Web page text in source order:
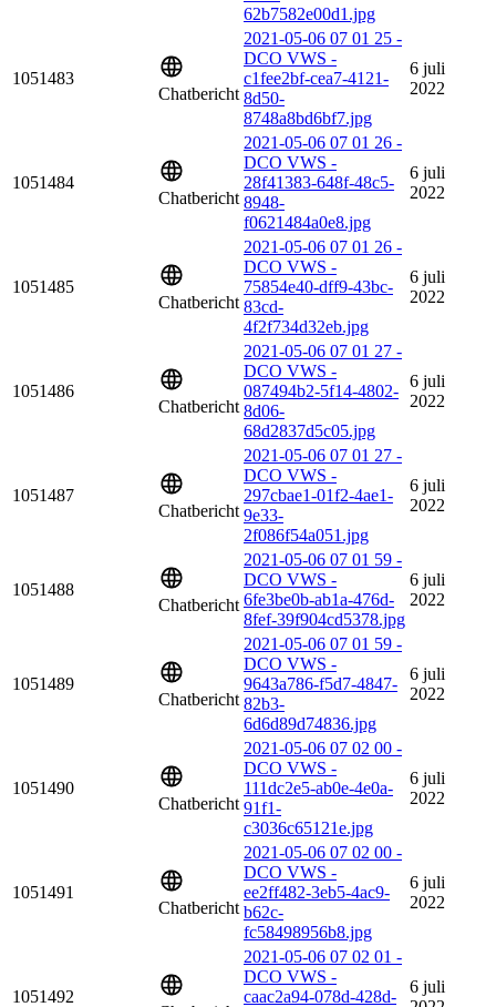
62b7582e00d1.jpg
1051483
Chatbericht
2021-05-06 07 01 25 -
DCO VWS -
c1fee2bf-cea7-4121-
8d50-
8748a8bd6bf7.jpg
6 juli
2022
1051484
Chatbericht
2021-05-06 07 01 26 -
DCO VWS -
28f41383-648f-48c5-
8948-
f0621484a0e8.jpg
6 juli
2022
1051485
Chatbericht
2021-05-06 07 01 26 -
DCO VWS -
75854e40-dff9-43bc-
83cd-
4f2f734d32eb.jpg
6 juli
2022
1051486
Chatbericht
2021-05-06 07 01 27 -
DCO VWS -
087494b2-5f14-4802-
8d06-
68d2837d5c05.jpg
6 juli
2022
1051487
Chatbericht
2021-05-06 07 01 27 -
DCO VWS -
297cbae1-01f2-4ae1-
9e33-
2f086f54a051.jpg
6 juli
2022
1051488
Chatbericht
2021-05-06 07 01 59 -
DCO VWS -
6fe3be0b-ab1a-476d-
8fef-39f904cd5378.jpg
6 juli
2022
1051489
Chatbericht
2021-05-06 07 01 59 -
DCO VWS -
9643a786-f5d7-4847-
82b3-
6d6d89d74836.jpg
6 juli
2022
1051490
Chatbericht
2021-05-06 07 02 00 -
DCO VWS -
111dc2e5-ab0e-4e0a-
91f1-
c3036c65121e.jpg
6 juli
2022
1051491
Chatbericht
2021-05-06 07 02 00 -
DCO VWS -
ee2ff482-3eb5-4ac9-
b62c-
fc58498956b8.jpg
6 juli
2022
1051492
2021-05-06 07 02 01 -
DCO VWS -
caac2a94-078d-428d-
6 juli